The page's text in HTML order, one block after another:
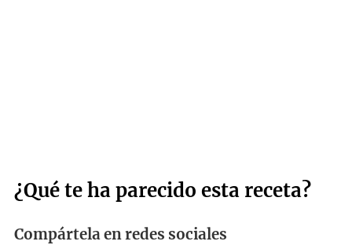
¿Qué te ha parecido esta receta?
Compártela en redes sociales